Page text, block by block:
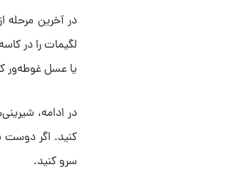
در آخرین مرحله
لگیمات را در
یا عسل غوطه‌ور
در ادامه،
کنید. اگر دوست
سرو کنید.